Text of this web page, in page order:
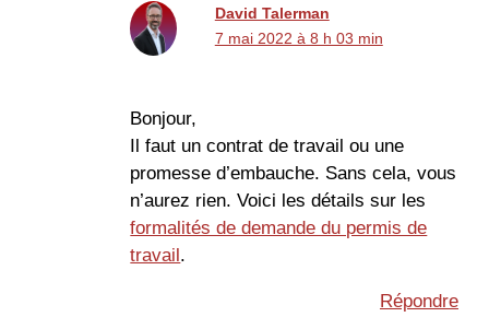
David Talerman
7 mai 2022 à 8 h 03 min
Bonjour,
Il faut un contrat de travail ou une
promesse d’embauche. Sans cela, vous
n’aurez rien. Voici les détails sur les
formalités de demande du permis de
travail.
Répondre